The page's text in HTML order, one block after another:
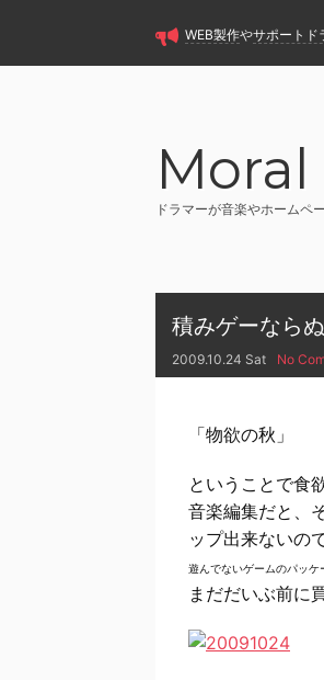
WEB製作やサポートド
Moral
ドラマーが音楽やホームペ
積みゲーなら
2009.10.24 Sat No
「物欲の秋」
ということで食
音楽編集だと、
ップ出来ないの
遊んでないゲームのパッケ
まだだいぶ前に